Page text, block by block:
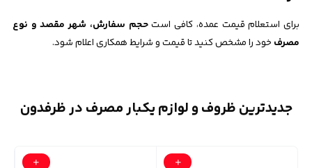
برای استعلام قیمت عمده، کافی استحجم سفارش، شهر مقصد و نوع
مصرف خود را مشخص کنید تا قیمت و شرایط همکاری اعلام شود.
جدیدترین ظروف و لوازم یکبار مصرف در ظرفدون